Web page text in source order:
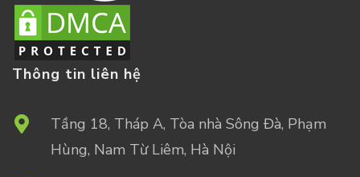
Thông tin liên hệ
Tầng 18, Tháp A, Tòa nhà Sông Đà, Phạm
Hùng, Nam Từ Liêm, Hà Nội